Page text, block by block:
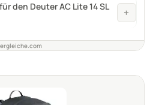
den Deuter AC Lite 14 SL
+